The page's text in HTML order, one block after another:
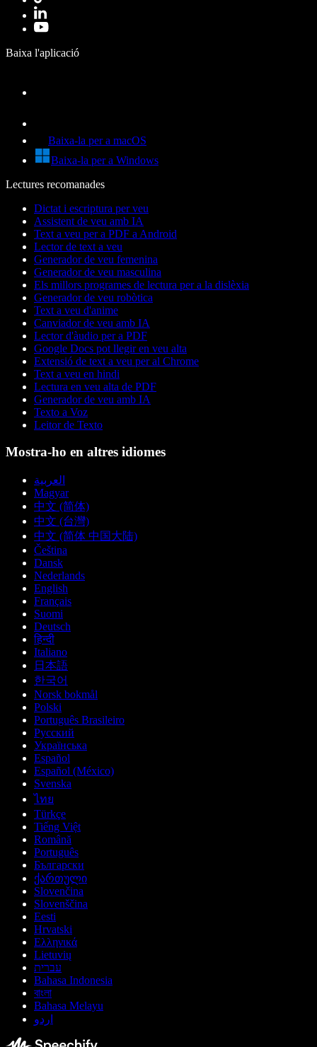
Baixa l'aplicació
Baixa-la per a macOS
Baixa-la per a Windows
Lectures recomanades
Dictat i escriptura per veu
Assistent de veu amb IA
Text a veu per a PDF a Android
Lector de text a veu
Generador de veu femenina
Generador de veu masculina
Els millors programes de lectura per a la dislèxia
Generador de veu robòtica
Text a veu d'anime
Canviador de veu amb IA
Lector d'àudio per a PDF
Google Docs pot llegir en veu alta
Extensió de text a veu per al Chrome
Text a veu en hindi
Lectura en veu alta de PDF
Generador de veu amb IA
Texto a Voz
Leitor de Texto
Mostra-ho en altres idiomes
العربية
Magyar
中文 (简体)
中文 (台灣)
中文 (简体 中国大陆)
Čeština
Dansk
Nederlands
English
Français
Suomi
Deutsch
हिन्दी
Italiano
日本語
한국어
Norsk bokmål
Polski
Português Brasileiro
Русский
Українська
Español
Español (México)
Svenska
ไทย
Türkçe
Tiếng Việt
Română
Português
Български
ქართული
Slovenčina
Slovenščina
Eesti
Hrvatski
Ελληνικά
Lietuvių
עברית
Bahasa Indonesia
বাংলা
Bahasa Melayu
اردو